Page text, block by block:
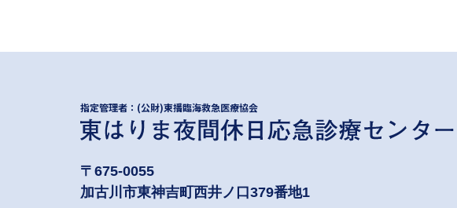
指定管理者：(公財)東播臨海救急医療協会
〒675-0055
加古川市東神吉町西井ノ口379番地1